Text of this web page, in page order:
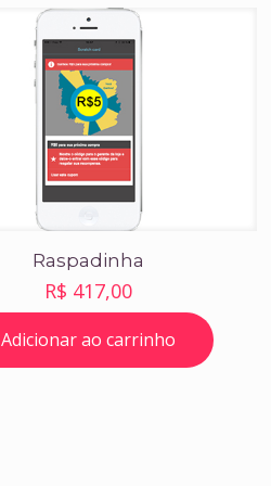
Raspadinha
R$ 417,00
Adicionar ao carrinho